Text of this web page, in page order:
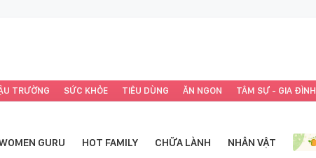
TRƯỜNG SỨC KHỎE TIÊU DÙNG ĂN NGON TÂM SỰ - GIA ĐÌNH
GURU HOT FAMILY CHỮA LÀNH NHÂN VẬT